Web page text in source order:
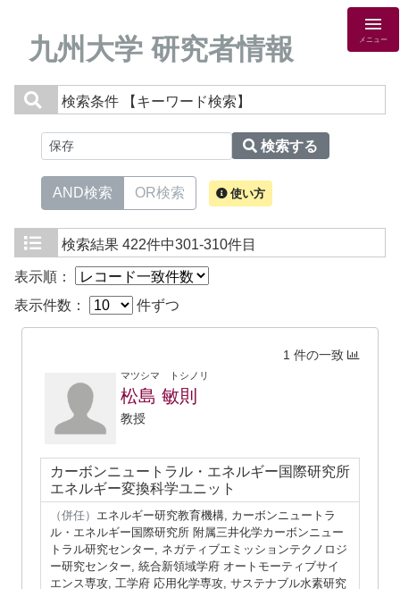
九州大学 研究者情報 メニュー
検索条件 【キーワード検索】
検索する
AND検索 OR検索 使い方
検索結果 422件中301-310件目
表示順：
表示件数：
件ずつ
1 件の一致
マツシマ トシノリ
松島 敏則
教授
カーボンニュートラル・エネルギー国際研究所
エネルギー変換科学ユニット
（併任） エネルギー研究教育機構, カーボンニュートラ
ル・エネルギー国際研究所 附属三井化学カーボンニュー
トラル研究センター, ネガティブエミッションテクノロジ
ー研究センター, 統合新領域学府 オートモーティブサイ
エンス専攻, 工学府 応用化学専攻, サステナブル水素研究